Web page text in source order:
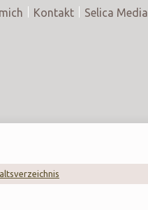
Kontakt Selica Media